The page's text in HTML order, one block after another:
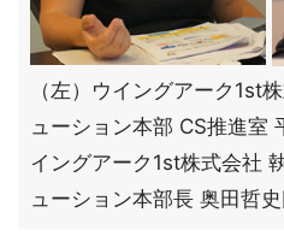
（左）ウイングアーク1st
ューション本部 CS推進室
イングアーク1st株式会社
ューション本部長 奥田哲